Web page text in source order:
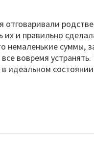
их и правильно
суммы,
вовремя
идеальном